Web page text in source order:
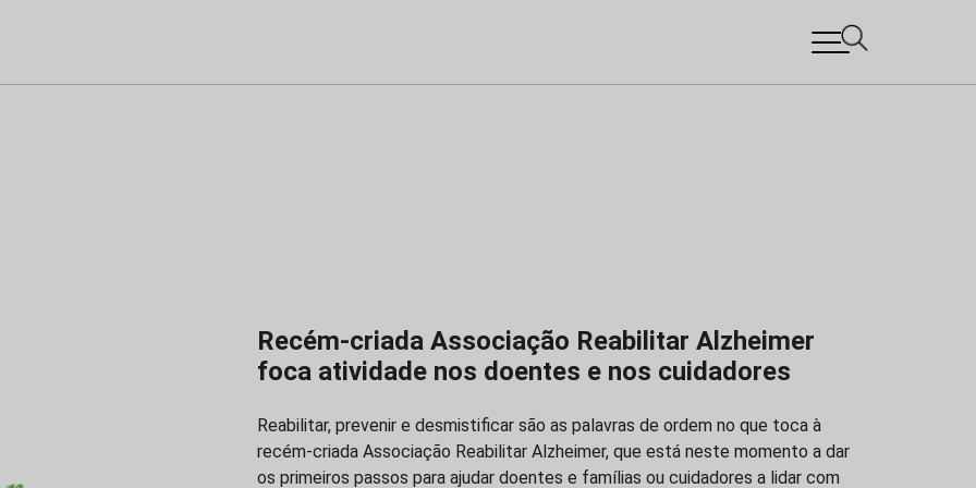
Recém-criada Associação Reabilitar Alzheimer
foca atividade nos doentes e nos cuidadores
Reabilitar, prevenir e desmistificar são as palavras de ordem no que toca à
recém-criada Associação Reabilitar Alzheimer, que está neste momento a dar
os primeiros passos para ajudar doentes e famílias ou cuidadores a lidar com